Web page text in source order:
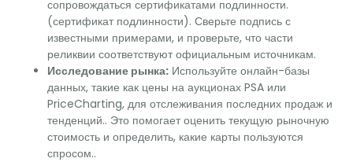
сопровождаться сертификатами подлинности.
(сертификат подлинности). Сверьте подпись с
известными примерами, и проверьте, что части
реликвии соответствуют официальным источникам.
Исследование рынка: Используйте онлайн-базы
данных, такие как цены на аукционах PSA или
PriceCharting, для отслеживания последних продаж и
тенденций.. Это помогает оценить текущую рыночную
стоимость и определить, какие карты пользуются
спросом..